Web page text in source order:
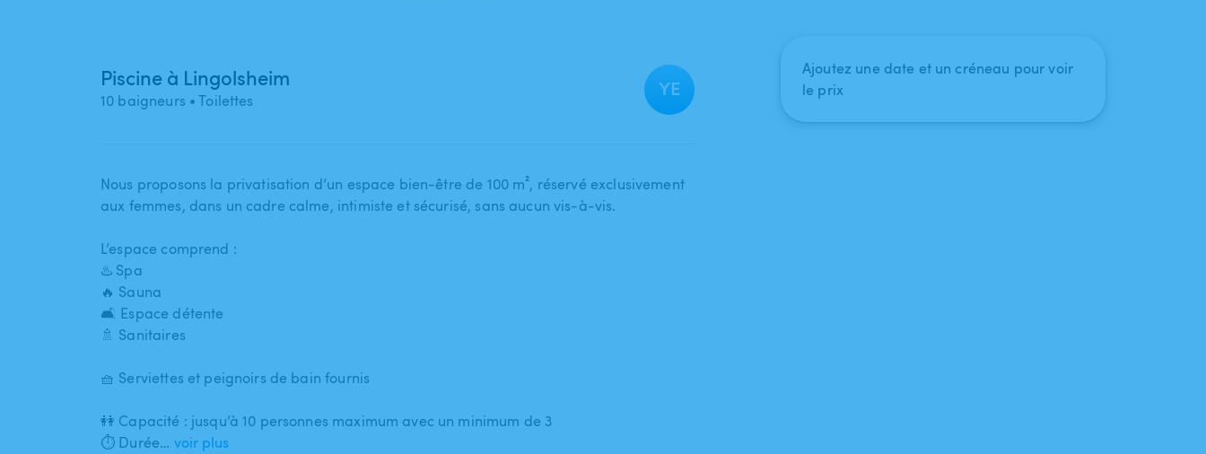
Piscine à Lingolsheim
10 baigneurs • Toilettes
YE
Nous proposons la privatisation d’un espace bien-être de 100 m²​,​ réservé exclusivement
aux femmes​,​ dans un cadre calme​,​ intimiste et sécurisé​,​ sans aucun vis-à-vis.
L’espace comprend :
♨️ Spa
🔥 Sauna
🛋️ Espace détente
🚿 Sanitaires
🧺 Serviettes et peignoirs de bain fournis
👭 Capacité : jusqu’à 10 personnes maximum avec un minimum de 3
⏱ Durée… voir plus
Ajoutez une date et un créneau pour voir
le prix